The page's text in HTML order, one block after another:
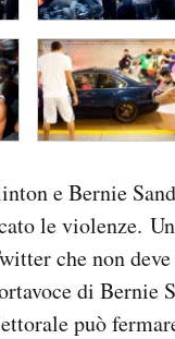
e Bernie
le violenze.
che non
di Bernie
può